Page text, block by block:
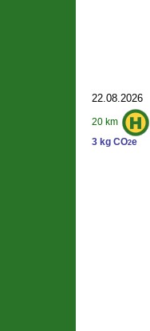
22.08.2026
20 km
3 kg CO2e